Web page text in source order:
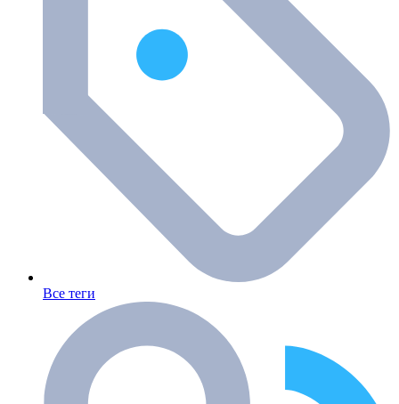
Все теги